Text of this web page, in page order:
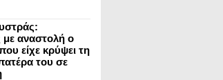
με αναστολή ο
είχε κρύψει τη
του σε